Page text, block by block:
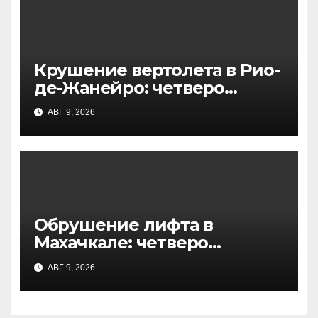
Крушение вертолета в Рио-
де-Жанейро: четверо
погибших в национальном
парке, начато
расследование
АВГ 9, 2026
Обрушение лифта в
Махачкале: четверо
пострадавших из-за
перегруза
АВГ 9, 2026